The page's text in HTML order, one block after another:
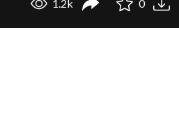
1.2k 0